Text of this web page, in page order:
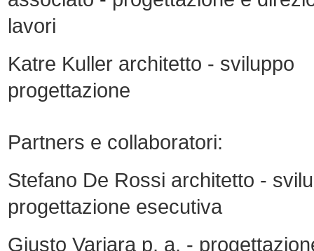
lavori
Katre Kuller architetto - sviluppo
progettazione
Partners e collaboratori:
Stefano De Rossi architetto -
progettazione esecutiva
Giusto Variara p. a. -